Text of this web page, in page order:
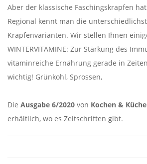
Aber der klassische Faschingskrapfen
Regional kennt man die
Krapfenvarianten. Wir stellen Ihnen
WINTERVITAMINE: Zur Stärkung des
vitaminreiche Ernährung gerade in
wichtig! Grünkohl, Sprossen,
Die Ausgabe 6/2020 von Kochen & Küche
erhältlich, wo es Zeitschriften gibt.